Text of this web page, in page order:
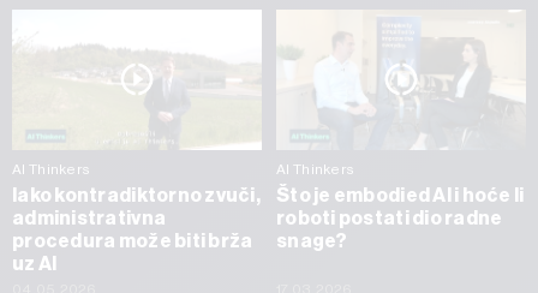
AI Thinkers
Iako kontradiktorno zvuči,
administrativna
procedura može biti brža
uz AI
AI Thinkers
Što je embodied AI i hoće li
roboti postati dio radne
snage?